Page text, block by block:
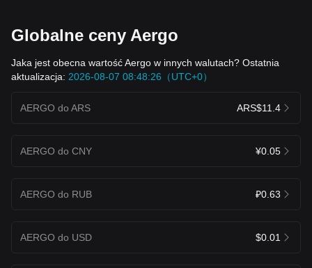
Globalne ceny Aergo
Jaka jest obecna wartość Aergo w innych walutach? Ostatnia
aktualizacja: 2026-08-07 08:48:26（UTC+0）
AERGO do ARS ARS$11.4
AERGO do CNY ¥0.05
AERGO do RUB ₽0.63
AERGO do USD $0.01